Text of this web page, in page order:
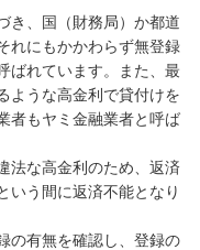
き、国（財務局）か都道
れにもかかわらず無登録
ばれています。また、最
ような高金利で貸付けを
者もヤミ金融業者と呼ば
法な高金利のため、返済
いう間に返済不能となり
の有無を確認し、登録の